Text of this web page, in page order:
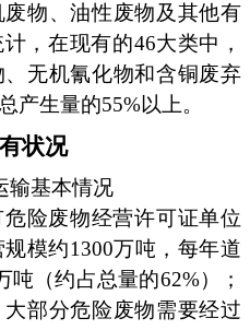
物、油性废物及其他有
，在现有的46大类中，
无机氰化物和含铜废弃
产生量的55%以上。
状况
输基本情况
险废物经营许可证单位
模约1300万吨，每年道
（约占总量的62%）；
部分危险废物需要经过